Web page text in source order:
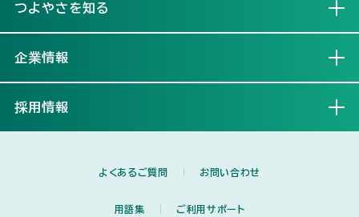
つよやさを知る
企業情報
採用情報
よくあるご質問 お問い合わせ
用語集 ご利用サポート